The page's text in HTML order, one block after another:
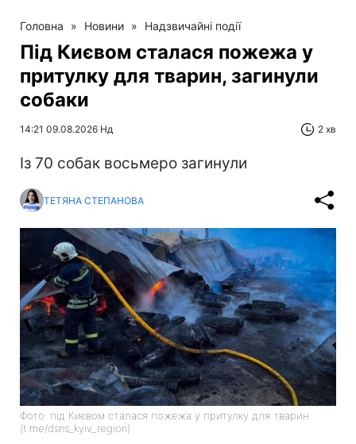
Головна » Новини » Надзвичайні події
Під Києвом сталася пожежа у
притулку для тварин, загинули
собаки
14:21 09.08.2026 Нд 2 хв
Із 70 собак восьмеро загинули
ТЕТЯНА СТЕПАНОВА
Фото: під Києвом сталася пожежа у притулку для тварин
(t.me/dsns_kyiv_region)